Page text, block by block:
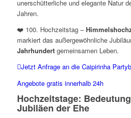
unerschütterliche und elegante Natur
Jahren.
❤️ 100. Hochzeitstag –
markiert das außergewöhnliche
Jahrhundertgemeinsamen Leben.
Jetzt Anfrage an die Caipirinha
Angebote gratis innerhalb 24h
Hochzeitstage:
Jubiläen der Ehe